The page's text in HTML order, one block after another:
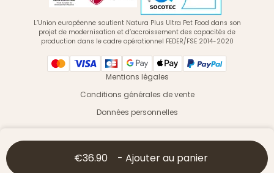
€36.90 - Ajouter au panier
L’Union européenne soutient Natura Plus Ultra Pet Food dans son
projet de modernisation et d’accroissement des capacités de
production dans le cadre opérationnel FEDER/FSE 2014-2020
Mentions légales
Conditions générales de vente
Données personnelles
© 2026 Ultra Premium Direct - Tous droits réservés